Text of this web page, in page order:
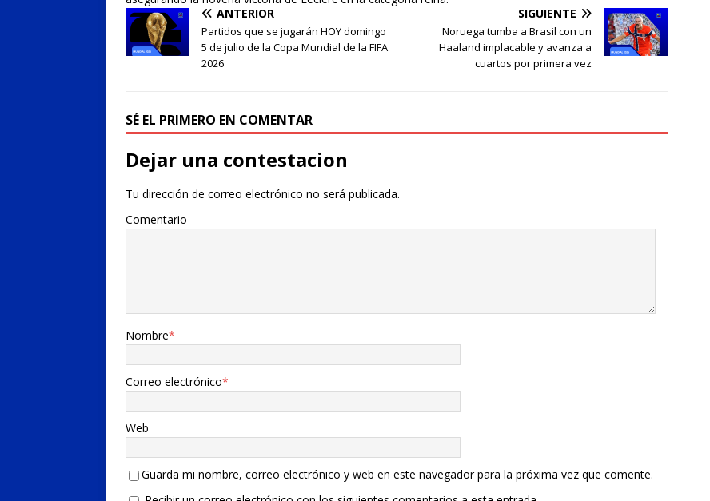
ANTERIOR
Partidos que se jugarán HOY domingo
5 de julio de la Copa Mundial de la FIFA
2026
SIGUIENTE
Noruega tumba a Brasil con un
Haaland implacable y avanza a
cuartos por primera vez
SÉ EL PRIMERO EN COMENTAR
Dejar una contestacion
Tu dirección de correo electrónico no será publicada.
Comentario
Nombre*
Correo electrónico*
Web
Guarda mi nombre, correo electrónico y web en este navegador para la próxima vez que comente.